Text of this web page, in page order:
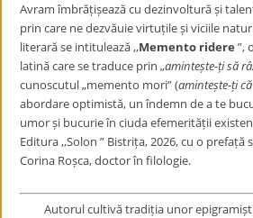
Avram îmbrățișează cu dezinvoltură și
prin care ne dezvăuie virtuțile și viciile
literară se intitulează ,,Memento ridere ”,
latinăcarese traduce prin „amintește-ți să
cunoscutul „memento mori” (amintește-ți
abordare optimistă, un îndemn de a te
umor și bucurie în ciuda efemerității
Editura ,,Solon ” Bistrița, 2026, cu o
Corina Roșca, doctor în filologie.
Autorul cultivă tradiția unor epigramiști